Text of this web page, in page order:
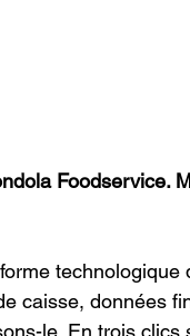
Foodservice.
caisse, données
le. En trois